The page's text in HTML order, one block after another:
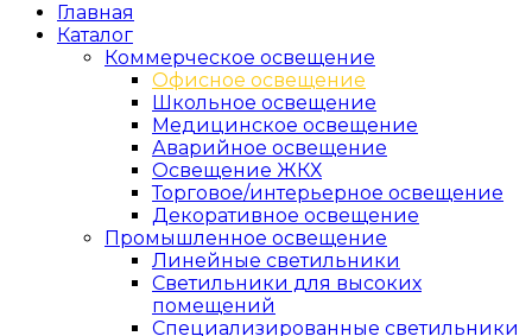
Главная
Каталог
Коммерческое освещение
Офисное освещение
Школьное освещение
Медицинское освещение
Аварийное освещение
Освещение ЖКХ
Торговое/интерьерное освещение
Декоративное освещение
Промышленное освещение
Линейные светильники
Светильники для высоких
помещений
Специализированные светильники